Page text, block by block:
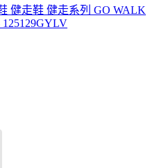
健走鞋 健走系列 GO WALK